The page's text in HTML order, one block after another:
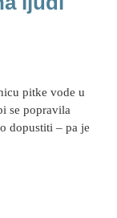
pitke vode u
se popravila
dopustiti – pa je